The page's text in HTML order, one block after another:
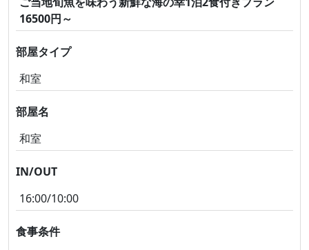
16500円～
部屋タイプ
和室
部屋名
和室
IN/OUT
16:00/10:00
食事条件